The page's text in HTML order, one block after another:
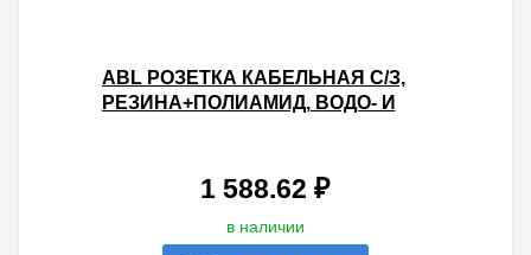
ABL РОЗЕТКА КАБЕЛЬНАЯ С/З,
РЕЗИНА+ПОЛИАМИД, ВОДО- И
1 588.62 ₽
в наличии